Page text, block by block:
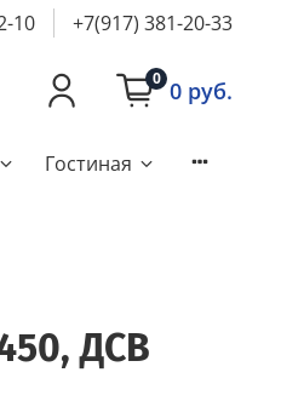
10 +7(917) 381-20-33
0 0 руб.
Гостиная
ДСВ